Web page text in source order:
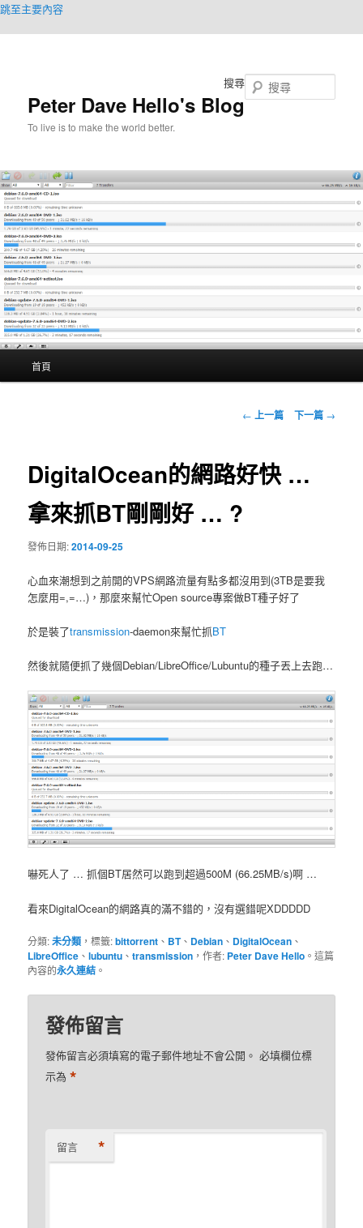
跳至主要內容
Peter Dave Hello's Blog
To live is to make the world better.
搜尋
首頁
文
覽
← 上一篇 下一篇 →
DigitalOcean的網路好快 …
拿來抓BT剛剛好 … ?
發佈日期:2014-09-25
心血來潮想到之前開的VPS網路流量有點多都沒用到(3TB是要我
怎麼用=,=…)，那麼來幫忙Open source專案做BT種子好了
於是裝了transmission-daemon來幫忙抓BT
然後就隨便抓了幾個Debian/LibreOffice/Lubuntu的種子丟上去跑…
嚇死人了 … 抓個BT居然可以跑到超過500M (66.25MB/s)啊 …
看來DigitalOcean的網路真的滿不錯的，沒有選錯呢XDDDDD
分類:未分類 ，標籤:bittorrent 、 BT、 Debian 、 DigitalOcean 、
LibreOffice 、lubuntu 、transmission ，作者: Peter Dave Hello 。這篇
內容的永久連結 。
發佈留言
發佈留言必須填寫的電子郵件地址不會公開。 必填欄位標
示為*
留言 *